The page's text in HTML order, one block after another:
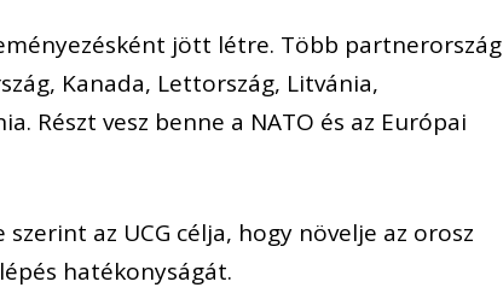
jött létre. Több partnerország
Kanada, Lettország, Litvánia,
Részt vesz benne a NATO és az Európai
az UCG célja, hogy növelje az orosz
hatékonyságát.